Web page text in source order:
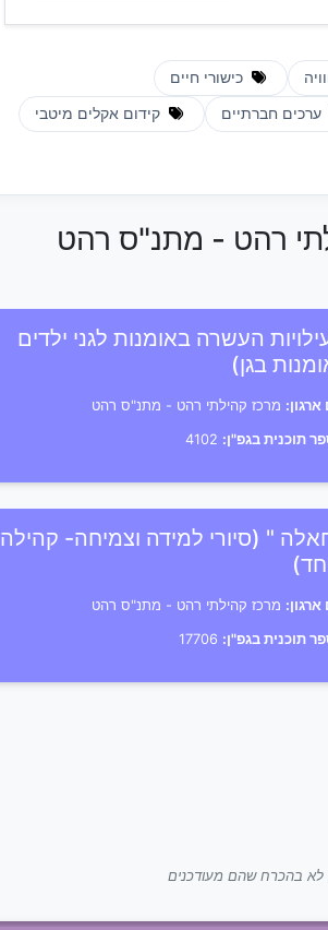
כישורי חיים
ערכים חברתיים קידום אקלים מיטבי
רהט - מתנ"ס רהט
העשרה באומנות לגני ילדים
בגן)
מרכז קהילתי רהט - מתנ"ס רהט
תוכנית בגפ"ן:
" (סיורי למידה וצמיחה- קהילה
מרכז קהילתי רהט - מתנ"ס רהט
תוכנית בגפ"ן:
לא בהכרח שהם מעודכנים